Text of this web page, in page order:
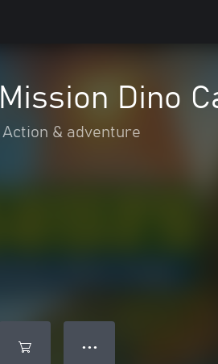
Dino
Action & adventure
● ● ●